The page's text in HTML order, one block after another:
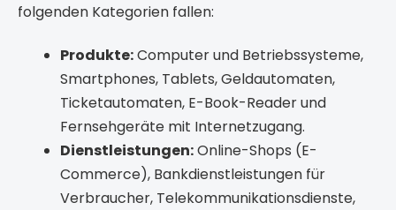
folgenden Kategorien fallen:
Produkte:Computer und Betriebssysteme,
Smartphones, Tablets, Geldautomaten,
Ticketautomaten, E-Book-Reader und
Fernsehgeräte mit Internetzugang.
Dienstleistungen:Online-Shops (E-
Commerce), Bankdienstleistungen für
Verbraucher, Telekommunikationsdienste,